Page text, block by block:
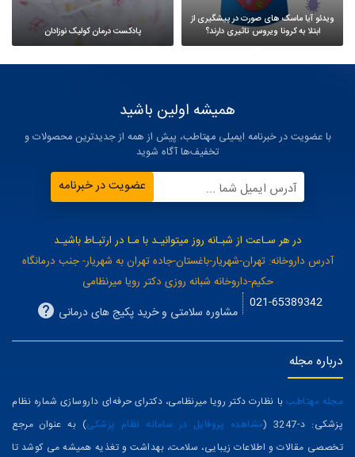
ویدئو آیا ماسک های صورت در پیشگیری از
ابتلا به کرونا ویروس تاثیری دارند؟
پادکست درمان کولیک نوزادان
همیشه اولین باشید
با عضویت در خبرنامه ایمیلی مهتاطب، پیش از همه از جدیدترین محصولات و
تخفیف‌ها آگاه شوید
آدرس ایمیل شما ... عضویت در خبرنامه
در هر سـاعت از شبـانه روز میتوانیـد با مـا در ارتبـاط باشیـد
آدرس داروخانه: تهران-شهریار-باغستان-جاده تهران به شهریار- جنب درمانگاه
حکیم-داروخانه شبانه روزی دکتر رویا میرنظامی
021-65389342
مشاوره سلامتی و خرید پکیج های درمانی
درباره مجله
مجله مهتاطببا نظارت دکتر رویا میرنظامی، دکترای حرفه‌ای داروسازی شماره نظام
پزشکی: د-3247 (
مشاهده پروفایل در سامانه نظام پزشکی) به عنوان مرجع
تخصصی مقالات و اطلاعات زیبایی، سلامت، بهداشت و تغذیه همیشه می کوشد تا